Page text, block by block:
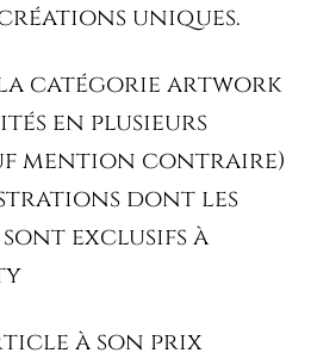
uniques.
la catégorie artwork
en plusieurs
mention contraire)
dont les
exclusifs à
à son prix